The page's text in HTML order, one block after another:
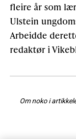
fleire år som
Ulstein
Arbeidde
redaktør i
Om noko i